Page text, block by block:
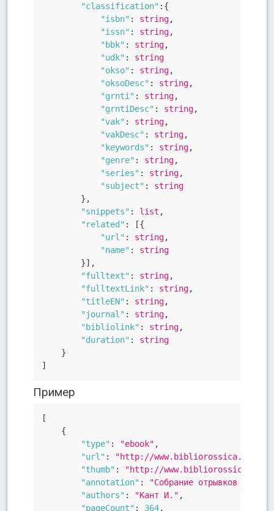
"classification" : {
"isbn" : string,
"issn" : string,
"bbk" : string,
"udk" :
string
"okso" : string,
"oksoDesc" : string,
"grnti" : string,
"grntiDesc" : string,
"vak" : string,
"vakDesc" : string,
"keywords" : string,
"genre" : string,
"series" : string,
"subject" :
string
} ,
"snippets" : list ,
"related" : [{
"url" : string,
"name" :
string
}] ,
"fulltext" : string,
"fulltextLink" : string,
"titleEN" : string,
"journal" : string,
"bibliolink" : string,
"duration" :
string
}
]
Пример
[
{
"type" : "ebook" ,
"url" :
"http://www.bibliorossica.com/
"thumb" :
"http://www.bibliorossica.com/
"annotation" :
"Собрание отрывков из
"authors" : "Кант И." ,
"pageCount" : 364,